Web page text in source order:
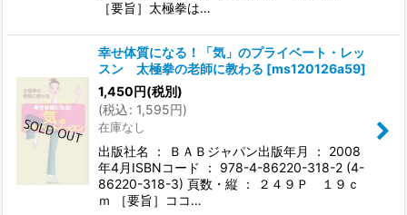
［要旨］太極拳は…
幸せ体質になる！「気」のプライベート・レッ
スン 太極拳の老師に教わる [ms120126a59]
1,450円(税別)
(税込: 1,595円)
在庫なし
出版社名 ： ＢＡＢジャパン出版年月 ： 2008
年4月ISBNコード ： 978-4-86220-318-2 (4-
86220-318-3) 頁数・縦 ： ２４９Ｐ １９ｃ
ｍ ［要旨］ココ…